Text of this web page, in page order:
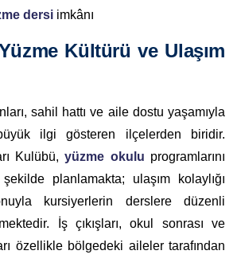
dersi imkânı
Kültürü ve Ulaşım
sahil hattı ve aile dostu yaşamıyla
ilgi gösteren ilçelerden biridir.
Kulübü,yüzme okulu programlarını
planlamakta; ulaşım kolaylığı
kursiyerlerin derslere düzenli
İş çıkışları, okul sonrası ve
özellikle bölgedeki aileler tarafından